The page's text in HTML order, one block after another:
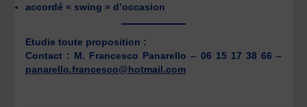
accordé « swing » d’occasion
Etudie toute proposition :
Contact : M. Francesco Panarello – 06 15 17 38 66 –
panarello.francesco@hotmail.com